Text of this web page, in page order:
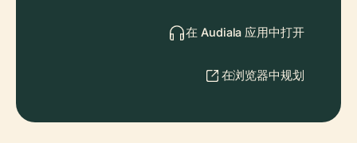
在 Audiala 应用中打开
在浏览器中规划